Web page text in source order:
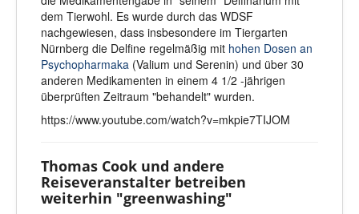
dem Tierwohl. Es wurde durch das WDSF
nachgewiesen, dass insbesondere im Tiergarten
Nürnberg die Delfine regelmäßig mit hohen Dosen an
Psychopharmaka (Valium und Serenin) und über 30
anderen Medikamenten in einem 4 1/2 -jährigen
überprüften Zeitraum "behandelt" wurden.
https://www.youtube.com/watch?v=mkpie7TIJOM
Thomas Cook und andere
Reiseveranstalter betreiben
weiterhin "greenwashing"